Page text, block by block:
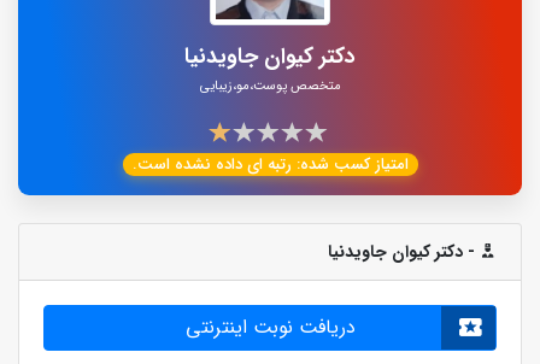
دکتر کیوان جاویدنیا
متخصص پوست،مو،زیبایی
امتیاز کسب شده: رتبه ای داده نشده است.
- دکتر کیوان جاویدنیا
دریافت نوبت اینترنتی